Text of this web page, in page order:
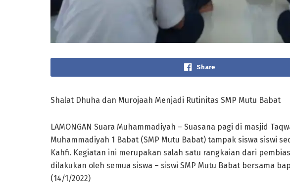
Share
Shalat Dhuha dan Murojaah Menjadi Rutinitas SMP Mutu Babat
LAMONGAN Suara Muhammadiyah – Suasana pagi di masjid
Muhammadiyah 1 Babat (SMP Mutu Babat) tampak siswa siswi
Kahfi. Kegiatan ini merupakan salah satu rangkaian dari
dilakukan oleh semua siswa – siswi SMP Mutu Babat bersama
(14/1/2022)